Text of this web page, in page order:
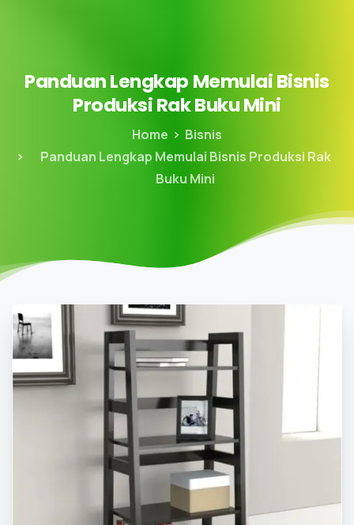
PanduanLengkap MemulaiBisnis
ProduksiRakBukuMini
Home
Bisnis
Panduan Lengkap Memulai Bisnis Produksi Rak
Buku Mini